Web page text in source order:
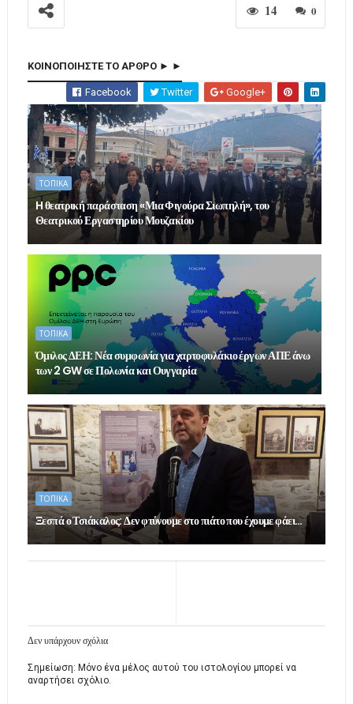
0
14
ΚΟΙΝΟΠΟΙΗΣΤΕ ΤΟ ΑΡΘΡΟ ► ►
Facebook Twitter Google+
ΤΟΠΙΚΑ
H θεατρική παράσταση «Μια Φιγούρα Σιωπηλή», του
Θεατρικού Εργαστηρίου Μουζακίου
ΤΟΠΙΚΑ
Όμιλος ΔΕΗ: Νέα συμφωνία για χαρτοφυλάκιο έργων ΑΠΕ άνω
των 2 GW σε Πολωνία και Ουγγαρία
ΤΟΠΙΚΑ
Ξεσπά ο Τσιάκαλος: Δεν φτύνουμε στο πιάτο που έχουμε φάει…
Δεν υπάρχουν σχόλια
Σημείωση: Μόνο ένα μέλος αυτού του ιστολογίου μπορεί να
αναρτήσει σχόλιο.